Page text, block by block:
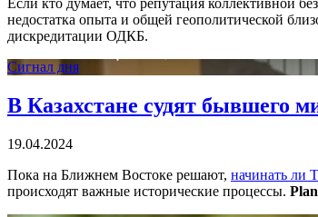
Если кто думает, что репутация коллективной
недостатка опыта и общей геополитической
дискредитации ОДКБ.
Сигнал дня
В Казахстане судят бывшего
19.04.2024
Пока на Ближнем Востоке решают, начинать ли
происходят важные исторические процессы.